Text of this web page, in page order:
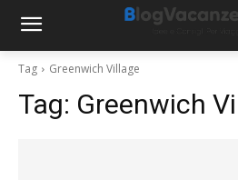
Tag Greenwich Village
Tag: Greenwich